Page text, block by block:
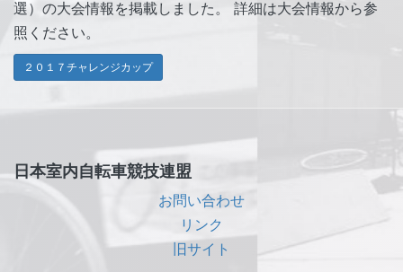
選）の大会情報を掲載しました。 詳細は大会情報から参
照ください。
２０１７チャレンジカップ
日本室内自転車競技連盟
お問い合わせ
リンク
旧サイト